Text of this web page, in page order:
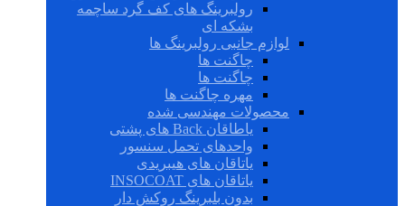
رولبرینگ های کف گرد ساچمه
بشکه ای
لوازم جانبی رولبرینگ ها
چاگنت ها
چاگنت ها
مهره چاگنت ها
محصولات مهندسی شده
یاطاقان Back های پشتی
واحدهای تحمل سنسور
یاتاقان های هیبریدی
یاتاقان های INSOCOAT
بدون بلبرینگ روکش دار